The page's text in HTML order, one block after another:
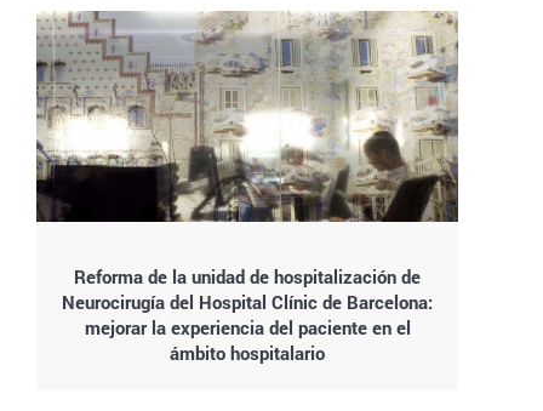
Reforma de la unidad de hospitalización de
Neurocirugía del Hospital Clínic de Barcelona:
mejorar la experiencia del paciente en el
ámbito hospitalario